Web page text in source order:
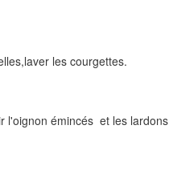
les courgettes.
l'oignon émincés et les lardons